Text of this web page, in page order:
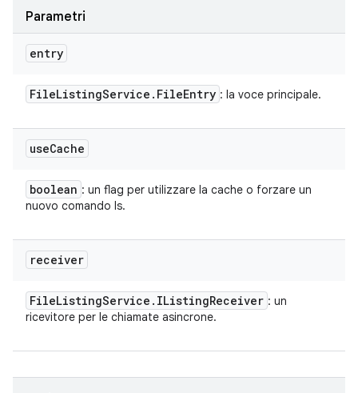
Parametri
entry
FileListingService . FileEntry : la voce principale.
useCache
boolean : un flag per utilizzare la cache o forzare un
nuovo comando ls.
receiver
FileListingService . IListingReceiver : un
ricevitore per le chiamate asincrone.